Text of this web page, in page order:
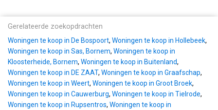
Gerelateerde zoekopdrachten
Woningen te koop in De Bospoort, Woningen te koop in Hollebeek,
Woningen te koop in Sas, Bornem, Woningen te koop in
Kloosterheide, Bornem, Woningen te koop in Buitenland,
Woningen te koop in DE ZAAT, Woningen te koop in Graafschap,
Woningen te koop in Weert, Woningen te koop in Groot Broek,
Woningen te koop in Cauwerburg, Woningen te koop in Tielrode,
Woningen te koop in Rupsentros, Woningen te koop in